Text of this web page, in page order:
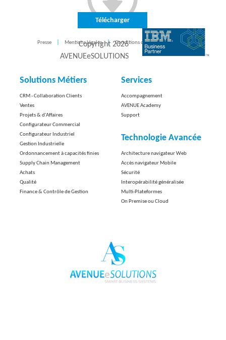
Télécharger
Presse Mentions légales Conditions d'utilisation CONTACT
Copyright 2026
AVENUEeSOLUTIONS
Solutions Métiers
CRM - Collaboration Clients
Ventes
Projets & d'Affaires
Configurateur Commercial
Configurateur Industriel
Gestion Industrielle
Ordonnancement à capacités finies
Supply Chain Management
Achats
Qualité
Finance & Contrôle de Gestion
Services
Accompagnement
AVENUE Academy
Support
Technologie Avancée
Architecture navigateur Web
Accès navigateur Mobile
Sécurité
Interopérabilité généralisée
Multi-Plateformes
On Premise ou Cloud